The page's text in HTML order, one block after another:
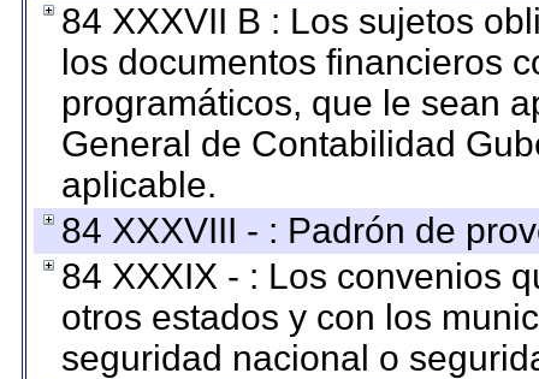
84 XXXVII B : Los sujetos
los documentos financieros
programáticos, que le sean
General de Contabilidad
aplicable.
84 XXXVIII - : Padrón de
84 XXXIX - : Los convenios
otros estados y con los
seguridad nacional o